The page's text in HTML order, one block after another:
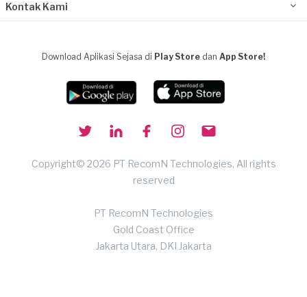
Kontak Kami
Download Aplikasi Sejasa di Play Store dan App Store!
Copyright© 2026 PT RecomN Technologies, All rights
reserved
PT RecomN Technologies
Gold Coast Office
Jakarta Utara, DKI Jakarta